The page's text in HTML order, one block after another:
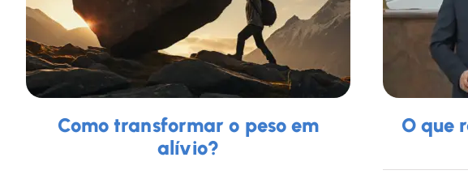
Como transformar o peso em
alívio?
O que